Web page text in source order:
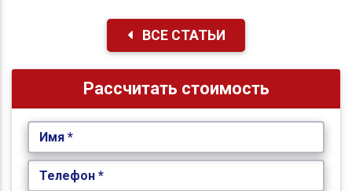
ВСЕ СТАТЬИ
Рассчитать стоимость
Имя *
Телефон *